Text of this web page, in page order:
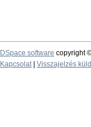
DSpace software copyright
Kapcsolat| Visszajelzés